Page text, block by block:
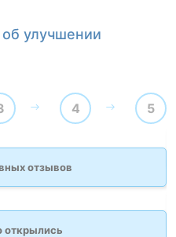
улучшении
4 5
отзывов